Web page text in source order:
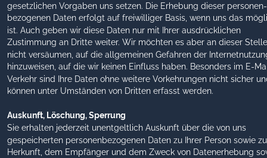
gesetzlichen Vorgaben uns setzen. Die Erhebung dieser personen-
bezogenen Daten erfolgt auf freiwilliger Basis, wenn uns das
ist. Auch geben wir diese Daten nur mit Ihrer ausdrücklichen
Zustimmung an Dritte weiter. Wir möchten es aber an dieser
nicht versäumen, auf die allgemeinen Gefahren der
hinzuweisen, auf die wir keinen Einfluss haben. Besonders im E-
Verkehr sind Ihre Daten ohne weitere Vorkehrungen nicht sicher
können unter Umständen von Dritten erfasst werden.
Auskunft, Löschung, Sperrung
Sie erhalten jederzeit unentgeltlich Auskunft über die von uns
gespeicherten personenbezogenen Daten zu Ihrer Person sowie
Herkunft, dem Empfänger und dem Zweck von Datenerhebung